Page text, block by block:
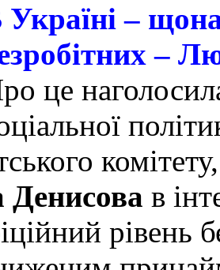
Україні –
–
це
в
рівень